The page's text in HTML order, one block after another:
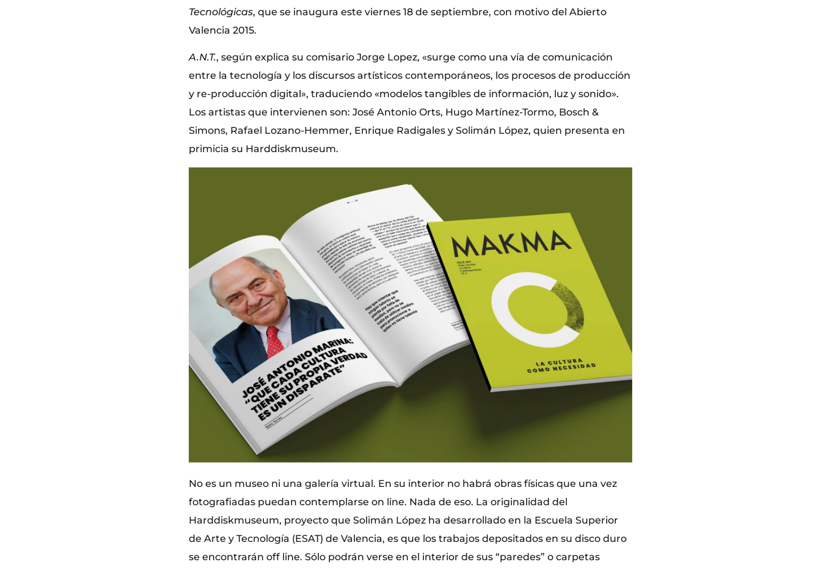
Tecnológicas, que se inaugura este viernes 18 de septiembre, con motivo del Abierto
Valencia 2015.
A.N.T., según explica su comisario Jorge Lopez, «surge como una vía de comunicación
entre la tecnología y los discursos artísticos contemporáneos, los procesos de producción
y re-producción digital», traduciendo «modelos tangibles de información, luz y sonido».
Los artistas que intervienen son: José Antonio Orts, Hugo Martínez-Tormo, Bosch &
Simons, Rafael Lozano-Hemmer, Enrique Radigales y Solimán López, quien presenta en
primicia su Harddiskmuseum.
No es un museo ni una galería virtual. En su interior no habrá obras físicas que una vez
fotografiadas puedan contemplarse on line. Nada de eso. La originalidad del
Harddiskmuseum, proyecto que Solimán López ha desarrollado en la Escuela Superior
de Arte y Tecnología (ESAT) de Valencia, es que los trabajos depositados en su disco duro
se encontrarán off line. Sólo podrán verse en el interior de sus “paredes” o carpetas